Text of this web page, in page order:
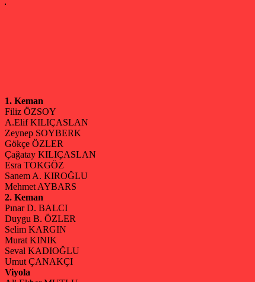
1. Keman
Filiz ÖZSOY
A.Elif KILIÇASLAN
Zeynep SOYBERK
Gökçe ÖZLER
Çağatay KILIÇASLAN
Esra TOKGÖZ
Sanem A. KIROĞLU
Mehmet AYBARS
2. Keman
Pınar D. BALCI
Duygu B. ÖZLER
Selim KARGIN
Murat KINIK
Seval KADIOĞLU
Umut ÇANAKÇI
Viyola